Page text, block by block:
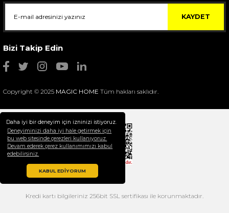
Daha iyi bir deneyim için izninizi istiyoruz.
Deneyiminizi daha iyi hale getirmek için
bu web sitesinde çerezleri kullanıyoruz.
Devam ederek çerez kullanımımızı kabul
edebilirsiniz.
KABUL EDİYORUM
Selim Dekor Chain 15x20 Çerçeve Vizon
1.595,00 TL
KAYDET
Bizi Takip Edin
Copyright © 2025 MAGIC HOME Tüm hakları saklıdır.
Kredi kartı bilgileriniz 256bit SSL sertifikası ile korunmaktadır.